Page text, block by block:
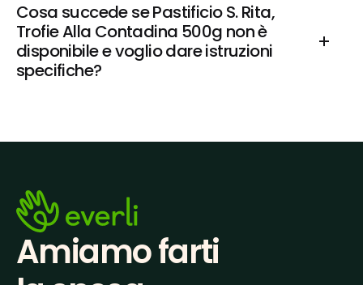
Cosa succede se Pastificio S. Rita,
Trofie Alla Contadina 500g non è
disponibile e voglio dare istruzioni
specifiche?
Amiamo farti